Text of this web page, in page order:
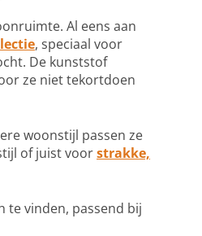
Al eens aan
, speciaal voor
De kunststof
ze niet tekortdoen
woonstijl passen ze
of juist voorstrakke,
te vinden, passend bij